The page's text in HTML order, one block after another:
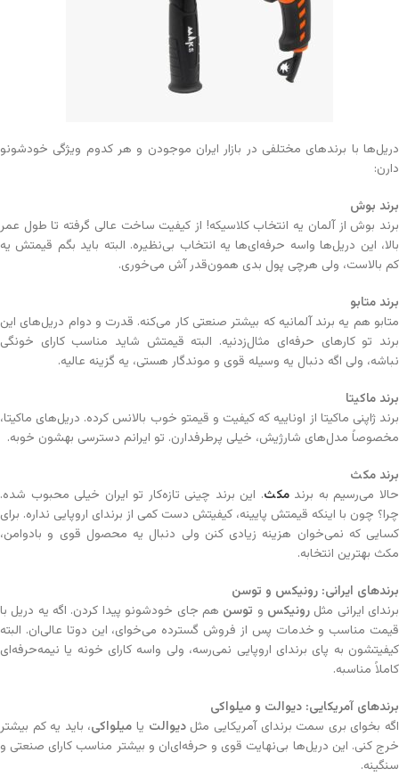
دریل‌ها با برندهای مختلفی در بازار ایران موجودن و هر کدوم ویژگی خودشونو
دارن:
برند بوش
برند بوش از آلمان یه انتخاب کلاسیکه! از کیفیت ساخت عالی گرفته تا طول عمر
بالا، این دریل‌ها واسه حرفه‌ای‌ها یه انتخاب بی‌نظیره. البته باید بگم قیمتش یه
کم بالاست، ولی هرچی پول بدی همون‌قدر آش می‌خوری.
برند متابو
متابو هم یه برند آلمانیه که بیشتر صنعتی کار می‌کنه. قدرت و دوام دریل‌های این
برند تو کارهای حرفه‌ای مثال‌زدنیه. البته قیمتش شاید مناسب کارای خونگی
نباشه، ولی اگه دنبال یه وسیله قوی و موندگار هستی، یه گزینه عالیه.
برند ماکیتا
برند ژاپنی ماکیتا از اوناییه که کیفیت و قیمتو خوب بالانس کرده. دریل‌های ماکیتا،
مخصوصاً مدل‌های شارژیش، خیلی پرطرفدارن. تو ایرانم دسترسی بهشون خوبه.
برند مکث
حالا می‌رسیم به برندمکث. این برند چینی تازه‌کار تو ایران خیلی محبوب شده.
چرا؟ چون با اینکه قیمتش پایینه، کیفیتش دست کمی از برندای اروپایی نداره. برای
کسایی که نمی‌خوان هزینه زیادی کنن ولی دنبال یه محصول قوی و بادوامن،
مکث بهترین انتخابه.
برندهای ایرانی: رونیکس و توسن
برندای ایرانی مثلرونیکس و توسن هم جای خودشونو پیدا کردن. اگه یه دریل با
قیمت مناسب و خدمات پس از فروش گسترده می‌خوای، این دوتا عالی‌ان. البته
کیفیتشون به پای برندای اروپایی نمی‌رسه، ولی واسه کارای خونه یا نیمه‌حرفه‌ای
کاملاً مناسبه.
برندهای آمریکایی: دیوالت و میلواکی
اگه بخوای بری سمت برندای آمریکایی مثلدیوالت یا میلواکی، باید یه کم بیشتر
خرج کنی. این دریل‌ها بی‌نهایت قوی و حرفه‌ای‌ان و بیشتر مناسب کارای صنعتی و
سنگینه.